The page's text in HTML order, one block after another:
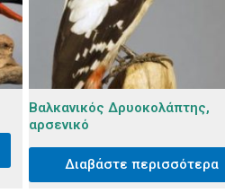
Βαλκανικός Δρυοκολάπτης,
αρσενικό
Διαβάστε περισσότερα